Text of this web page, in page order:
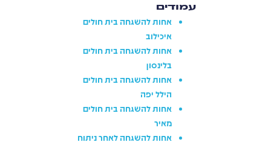
עמודים
אחות להשגחה בית חולים
איכילוב
אחות להשגחה בית חולים
בלינסון
אחות להשגחה בית חולים
הילל יפה
אחות להשגחה בית חולים
מאיר
אחות להשגחה לאחר ניתוח